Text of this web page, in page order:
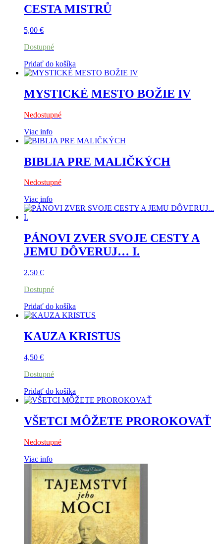
CESTA MISTRŮ
5,00 €
Dostupné
Pridať do košíka
MYSTICKÉ MESTO BOŽIE IV
Nedostupné
Viac info
BIBLIA PRE MALIČKÝCH
Nedostupné
Viac info
PÁNOVI ZVER SVOJE CESTY A
JEMU DÔVERUJ… I.
2,50 €
Dostupné
Pridať do košíka
KAUZA KRISTUS
4,50 €
Dostupné
Pridať do košíka
VŠETCI MÔŽETE PROROKOVAŤ
Nedostupné
Viac info